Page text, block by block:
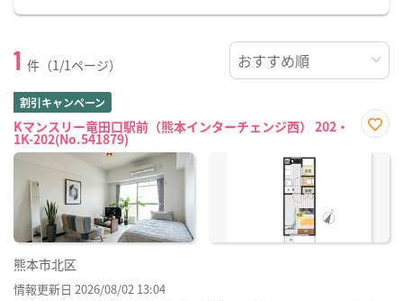
1 件（1/1ページ）
割引キャンペーン
Kマンスリー竜田口駅前（熊本インターチェンジ西） 202・
1K-202(No.541879)
に入
熊本市北区
情報更新日 2026/08/02 13:04